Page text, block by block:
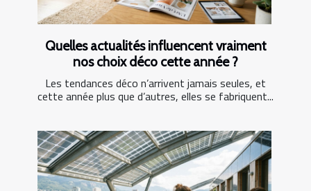
Quelles actualités influencent vraiment
nos choix déco cette année ?
Les tendances déco n’arrivent jamais seules, et
cette année plus que d’autres, elles se fabriquent...